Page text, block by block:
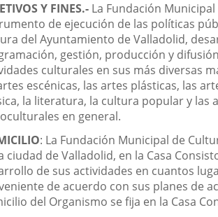
Y FINES.- La Fundación
de ejecución de las políticas
del Ayuntamiento de Valladolid,
gestión, producción y
culturales en sus más diversas
escénicas, las artes plásticas, las
la literatura, la cultura popular y las
en general.
: La Fundación Municipal de
ciudad de Valladolid, en la Casa
de sus actividades en cuantos
de acuerdo con sus planes de
del Organismo se fija en la Casa